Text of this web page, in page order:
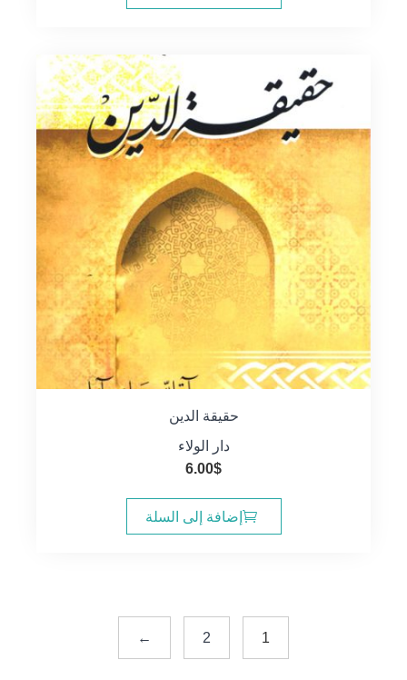
حقيقة الدين
دار الولاء
6.00$
إضافة إلى السلة
1
2
←